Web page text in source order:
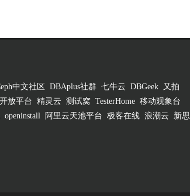
中文社区 DBAplus社群 七牛云 DBGeek
又拍
放平台 精灵云 测试窝 TesterHome 移动观象台
openinstall 阿里云天池平台 极客在线 浪潮云
新思